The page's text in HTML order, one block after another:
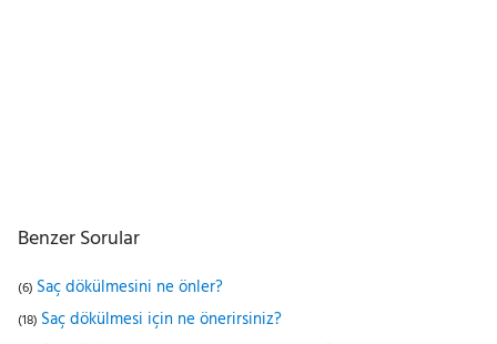
Benzer Sorular
(6) Saç dökülmesini ne önler?
(18) Saç dökülmesi için ne önerirsiniz?